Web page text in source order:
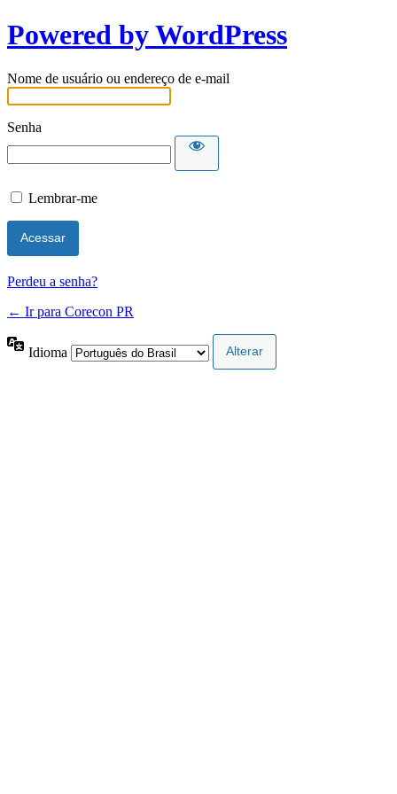
Powered by WordPress
Nome de usuário ou endereço de e-mail
Senha
Lembrar-me
Perdeu a senha?
← Ir para Corecon PR
Idioma